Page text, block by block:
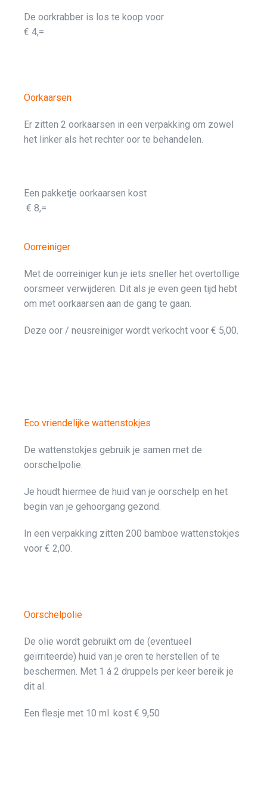
De oorkrabber is los te koop voor
€ 4,=
Oorkaarsen
Er zitten 2 oorkaarsen in een verpakking om zowel
het linker als het rechter oor te behandelen.
Een pakketje oorkaarsen kost
€ 8,=
Oorreiniger
Met de oorreiniger kun je iets sneller het overtollige
oorsmeer verwijderen. Dit als je even geen tijd hebt
om met oorkaarsen aan de gang te gaan.
Deze oor / neusreiniger wordt verkocht voor € 5,00.
Eco vriendelijke wattenstokjes
De wattenstokjes gebruik je samen met de
oorschelpolie.
Je houdt hiermee de huid van je oorschelp en het
begin van je gehoorgang gezond.
In een verpakking zitten 200 bamboe wattenstokjes
voor € 2,00.
Oorschelpolie
De olie wordt gebruikt om de (eventueel
geïrriteerde) huid van je oren te herstellen of te
beschermen. Met 1 á 2 druppels per keer bereik je
dit al.
Een flesje met 10 ml. kost € 9,50